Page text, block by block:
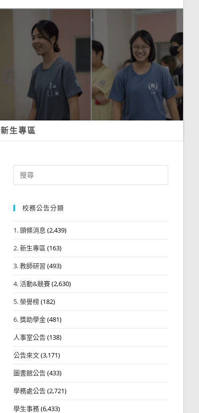
新生專區
Search
for:
校務公告分類
1. 頭條消息 (2,439)
2. 新生專區 (163)
3. 教師研習 (493)
4. 活動&競賽(2,630)
5. 榮譽榜(182)
6. 獎助學金(481)
人事室公告(138)
公告來文(3,171)
圖書館公告(433)
學務處公告(2,721)
學生事務(6,433)